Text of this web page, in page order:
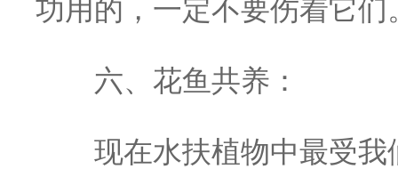
功用的，一定不要伤着它们
六、花鱼共养：
现在水扶植物中最受我